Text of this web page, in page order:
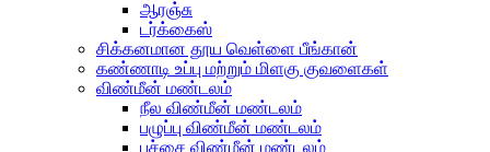
ஆரஞ்சு
டர்க்கைஸ்
சிக்கனமான தூய வெள்ளை பீங்கான்
கண்ணாடி உப்பு மற்றும் மிளகு குவளைகள்
விண்மீன் மண்டலம்
நீல விண்மீன் மண்டலம்
பழுப்பு விண்மீன் மண்டலம்
பச்சை விண்மீன் மண்டலம்